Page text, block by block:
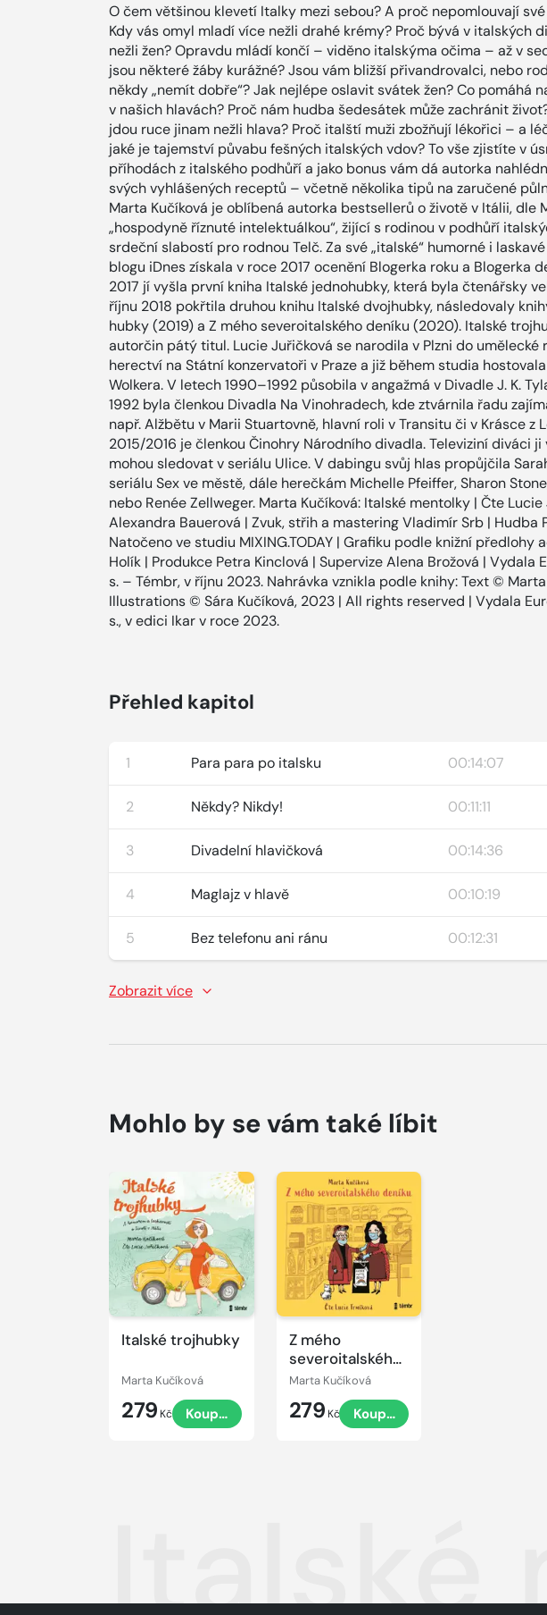
O čem většinou klevetí Italky mezi sebou? A proč nepomlouvají
Kdy vás omyl mladí více nežli drahé krémy? Proč bývá v italských
nežli žen? Opravdu mládí končí – viděno italskýma očima – až v
jsou některé žáby kurážné? Jsou vám bližší přivandrovalci, nebo
někdy „nemít dobře“? Jak nejlépe oslavit svátek žen? Co pomáhá
v našich hlavách? Proč nám hudba šedesátek může zachránit
jdou ruce jinam nežli hlava? Proč italští muži zbožňují lékořici – a
jaké je tajemství půvabu fešných italských vdov? To vše zjistíte v
příhodách z italského podhůří a jako bonus vám dá autorka
svých vyhlášených receptů – včetně několika tipů na zaručené
Marta Kučíková je oblíbená autorka bestsellerů o životě v Itálii, dle
„hospodyně říznuté intelektuálkou“, žijící s rodinou v podhůří
srdeční slabostí pro rodnou Telč. Za své „italské“ humorné i
blogu iDnes získala v roce 2017 ocenění Blogerka roku a Blogerka
2017 jí vyšla první kniha Italské jednohubky, která byla čtenářsky
říjnu 2018 pokřtila druhou knihu Italské dvojhubky, následovaly
hubky (2019) a Z mého severoitalského deníku (2020). Italské
autorčin pátý titul. Lucie Juřičková se narodila v Plzni do umělecké
herectví na Státní konzervatoři v Praze a již během studia
Wolkera. V letech 1990–1992 působila v angažmá v Divadle J. K.
1992 byla členkou Divadla Na Vinohradech, kde ztvárnila řadu
např. Alžbětu v Marii Stuartovně, hlavní roli v Transitu či v Krásce z
2015/2016 je členkou Činohry Národního divadla. Televiziní diváci
mohou sledovat v seriálu Ulice. V dabingu svůj hlas propůjčila
seriálu Sex ve městě, dále herečkám Michelle Pfeiffer, Sharon
nebo Renée Zellweger. Marta Kučíková: Italské mentolky | Čte Lucie
Alexandra Bauerová | Zvuk, střih a mastering Vladimír Srb | Hudba
Natočeno ve studiu MIXING.TODAY | Grafiku podle knižní předlohy
Holík | Produkce Petra Kinclová | Supervize Alena Brožová | Vydala
s. – Témbr, v říjnu 2023. Nahrávka vznikla podle knihy: Text ©
Illustrations © Sára Kučíková, 2023 | All rights reserved | Vydala
s., v edici Ikar v roce 2023.
Přehled kapitol
1 Para para po italsku 00:14:07
2 Někdy? Nikdy! 00:11:11
3 Divadelní hlavičková 00:14:36
4 Maglajz v hlavě 00:10:19
5 Bez telefonu ani ránu 00:12:31
Zobrazit více
Mohlo by se vám také líbit
Italské trojhubky
Marta Kučíková
279 Kč Koupit
Přehrát
ukázku
Z mého
severoitalského
deníku
Marta Kučíková
279 Kč Koupit
Italské